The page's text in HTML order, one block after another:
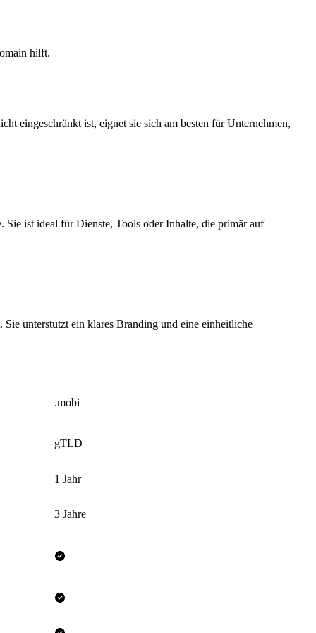
hilft.
eingeschränkt ist, eignet sie sich am besten für Unternehmen,
ist ideal für Dienste, Tools oder Inhalte, die primär auf
unterstützt ein klares Branding und eine einheitliche
.mobi
gTLD
1 Jahr
3 Jahre